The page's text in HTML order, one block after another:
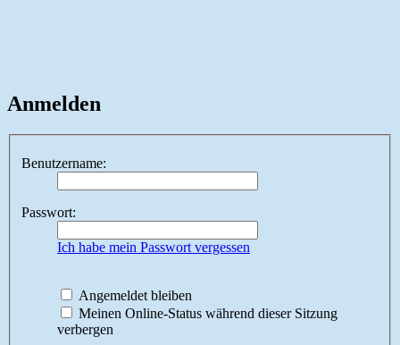
Anmelden
Benutzername:
Passwort:
Ich habe mein Passwort vergessen
Angemeldet bleiben
Meinen Online-Status während dieser Sitzung
verbergen